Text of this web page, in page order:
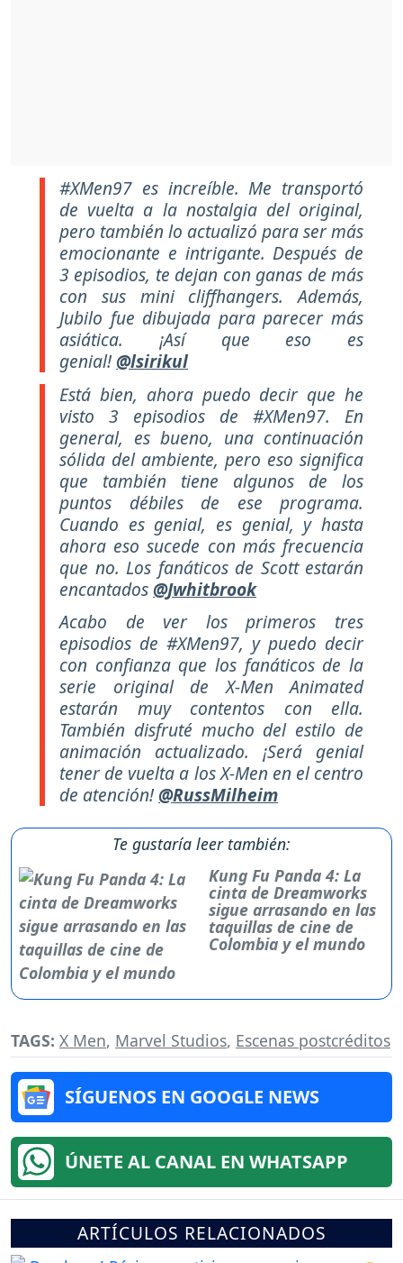
#XMen97 es increíble. Me transportó
de vuelta a la nostalgia del original,
pero también lo actualizó para ser más
emocionante e intrigante. Después de
3 episodios, te dejan con ganas de más
con sus mini cliffhangers. Además,
Jubilo fue dibujada para parecer más
asiática. ¡Así que eso es
genial!@lsirikul
Está bien, ahora puedo decir que he
visto 3 episodios de #XMen97. En
general, es bueno, una continuación
sólida del ambiente, pero eso significa
que también tiene algunos de los
puntos débiles de ese programa.
Cuando es genial, es genial, y hasta
ahora eso sucede con más frecuencia
que no. Los fanáticos de Scott estarán
encantados @Jwhitbrook
Acabo de ver los primeros tres
episodios de #XMen97, y puedo decir
con confianza que los fanáticos de la
serie original de X-Men Animated
estarán muy contentos con ella.
También disfruté mucho del estilo de
animación actualizado. ¡Será genial
tener de vuelta a los X-Men en el centro
de atención!@RussMilheim
Te gustaría leer también:
Kung Fu Panda 4: La
cinta de Dreamworks
sigue arrasando en las
taquillas de cine de
Colombia y el mundo
TAGS: X Men, Marvel Studios, Escenas postcréditos
SÍGUENOS EN GOOGLE NEWS
ÚNETE AL CANAL EN WHATSAPP
ARTÍCULOS RELACIONADOS